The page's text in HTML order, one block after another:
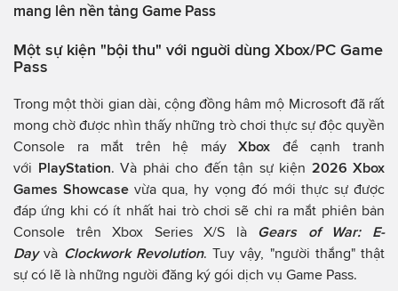
mang lên nền tảng Game Pass
Một sự kiện "bội thu" với nguời dùng Xbox/PC Game
Pass
Trong một thời gian dài, cộng đồng hâm mộ Microsoft đã rất
mong chờ được nhìn thấy những trò chơi thực sự độc quyền
Console ra mắt trên hệ máyXbox để cạnh tranh
với PlayStation. Và phải cho đến tận sự kiện 2026 Xbox
Games Showcase vừa qua, hy vọng đó mới thực sự được
đáp ứng khi có ít nhất hai trò chơi sẽ chỉ ra mắt phiên bản
Console trên Xbox Series X/S là Gears of War: E-
Dayvà Clockwork Revolution. Tuy vậy, "người thắng" thật
sự có lẽ là những người đăng ký gói dịch vụ Game Pass.